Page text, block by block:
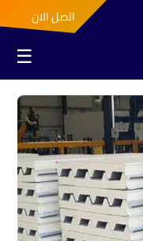
اتصل الان
☰